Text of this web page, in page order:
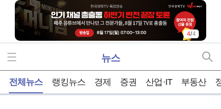
4/4
뉴스
전체뉴스 랭킹뉴스 경제 증권 산업·IT 부동산